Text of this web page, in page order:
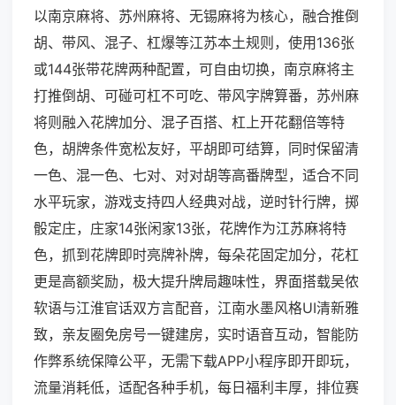
以南京麻将、苏州麻将、无锡麻将为核心，融合推倒
胡、带风、混子、杠爆等江苏本土规则，使用136张
或144张带花牌两种配置，可自由切换，南京麻将主
打推倒胡、可碰可杠不可吃、带风字牌算番，苏州麻
将则融入花牌加分、混子百搭、杠上开花翻倍等特
色，胡牌条件宽松友好，平胡即可结算，同时保留清
一色、混一色、七对、对对胡等高番牌型，适合不同
水平玩家，游戏支持四人经典对战，逆时针行牌，掷
骰定庄，庄家14张闲家13张，花牌作为江苏麻将特
色，抓到花牌即时亮牌补牌，每朵花固定加分，花杠
更是高额奖励，极大提升牌局趣味性，界面搭载吴侬
软语与江淮官话双方言配音，江南水墨风格UI清新雅
致，亲友圈免房号一键建房，实时语音互动，智能防
作弊系统保障公平，无需下载APP小程序即开即玩，
流量消耗低，适配各种手机，每日福利丰厚，排位赛